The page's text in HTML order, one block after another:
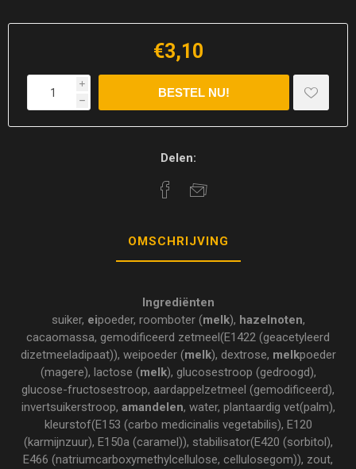
€3,10
i
h
Delen:
OMSCHRIJVING
Ingrediënten
suiker, eipoeder, roomboter (melk), hazelnoten,
cacaomassa, gemodificeerd zetmeel(E1422 (geacetyleerd
dizetmeeladipaat)), weipoeder (melk), dextrose, melkpoeder
(magere), lactose (melk), glucosestroop (gedroogd),
glucose-fructosestroop, aardappelzetmeel (gemodificeerd),
invertsuikerstroop, amandelen, water, plantaardig vet(palm),
kleurstof(E153 (carbo medicinalis vegetabilis), E120
(karmijnzuur), E150a (caramel)), stabilisator(E420 (sorbitol),
E466 (natriumcarboxymethylcellulose, cellulosegom)), zout,